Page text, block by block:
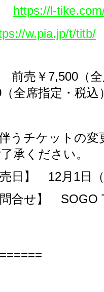
https://l-
w.pia.jp/t/titb/
前売￥ 7,500 （
（全席指定・税込
うチケットの変
承ください。
売日】 12月 1日
問合せ】 SOGO